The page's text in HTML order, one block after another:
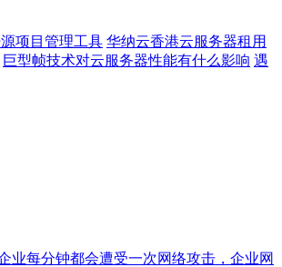
项目管理工具 华纳云香港云服务器租用
巨型帧技术对云服务器性能有什么影响 遇
业每分钟都会遭受一次网络攻击，企业网